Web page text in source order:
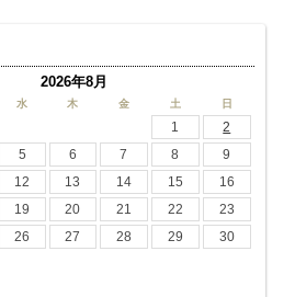
2026年8月
水 木 金 土 日
1
2
5 6 7 8
9
12 13 14 15
16
19 20 21 22
23
26 27 28 29
30